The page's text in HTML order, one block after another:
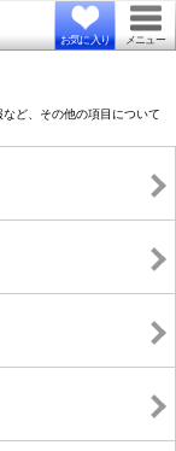
お気に入り メニュー
ど、その他の項目について